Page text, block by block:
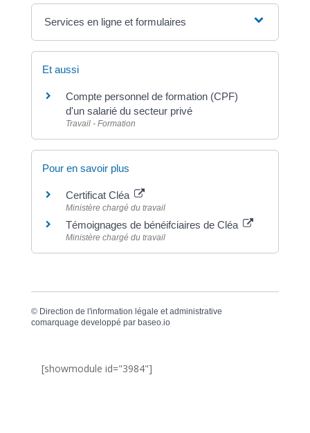
Services en ligne et formulaires
Et aussi
Compte personnel de formation (CPF)
d'un salarié du secteur privé
Travail - Formation
Pour en savoir plus
Certificat Cléa
Ministère chargé du travail
Témoignages de bénéifciaires de Cléa
Ministère chargé du travail
© Direction de l'information légale et administrative
comarquage developpé par baseo.io
[showmodule id="3984"]